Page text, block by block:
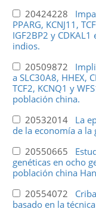
20424228
PPARG, KCNJ11,
IGF2BP2 y
indios.
20509872
a SLC30A8, HHEX,
TCF2, KCNQ1 y
población china.
20532014 La
de la economía a la
20550665
genéticas en ocho
población china
20554072
basado en la